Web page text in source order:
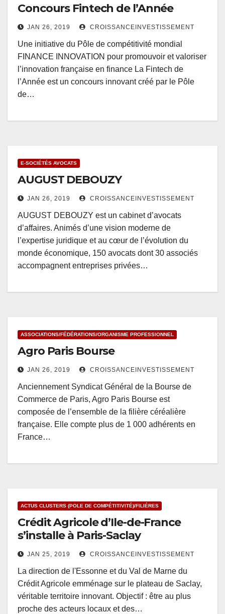
Concours Fintech de l’Année
JAN 26, 2019 CROISSANCEINVESTISSEMENT
Une initiative du Pôle de compétitivité mondial
FINANCE INNOVATION pour promouvoir et valoriser
l’innovation française en finance La Fintech de
l’Année est un concours innovant créé par le Pôle
de…
E-SOCIÉTÉS AVOCATS
AUGUST DEBOUZY
JAN 26, 2019 CROISSANCEINVESTISSEMENT
AUGUST DEBOUZY est un cabinet d’avocats
d’affaires. Animés d’une vision moderne de
l’expertise juridique et au cœur de l’évolution du
monde économique, 150 avocats dont 30 associés
accompagnent entreprises privées…
ASSOCIATIONS/FÉDÉRATIONS/ORGANISME PROFESSIONNEL
Agro Paris Bourse
JAN 26, 2019 CROISSANCEINVESTISSEMENT
Anciennement Syndicat Général de la Bourse de
Commerce de Paris, Agro Paris Bourse est
composée de l’ensemble de la filière céréalière
française. Elle compte plus de 1 000 adhérents en
France…
ACTUS CLUSTERS (POLE DE COMPÉTITIVITÉ)/FILIÉRES
Crédit Agricole d’Ile-de-France
s’installe à Paris-Saclay
JAN 25, 2019 CROISSANCEINVESTISSEMENT
La direction de l'Essonne et du Val de Marne du
Crédit Agricole emménage sur le plateau de Saclay,
véritable territoire innovant. Objectif : être au plus
proche des acteurs locaux et des…